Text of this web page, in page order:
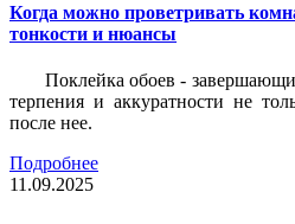
Когда можно проветривать
тонкости и нюансы
Поклейка обоев -
терпения и аккуратности не
после нее.
Подробнее
11.09.2025